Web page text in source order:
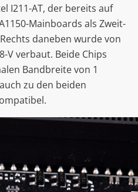
I211-AT, der bereits auf
Mainboards als Zweit-
daneben wurde von
V verbaut. Beide Chips
Bandbreite von 1
zu den beiden